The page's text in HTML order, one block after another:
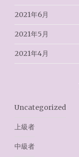
2021年6月
2021年5月
2021年4月
Uncategorized
上級者
中級者